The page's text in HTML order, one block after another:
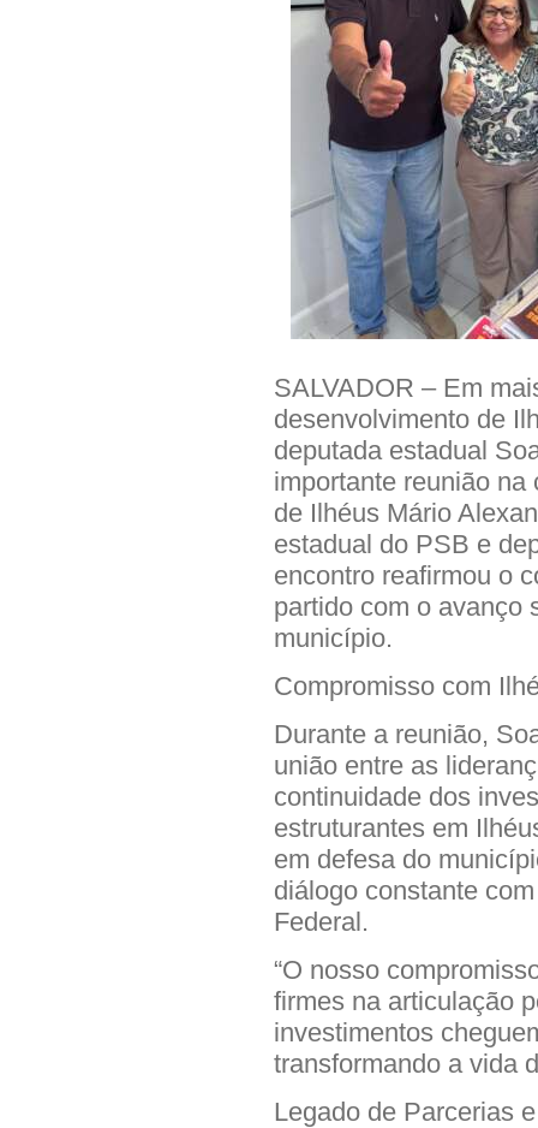
SALVADOR – Em
desenvolvimento de
deputada estadual
importante reunião
de Ilhéus Mário
estadual do PSB e
encontro reafirmou o
partido com o avanço
município.
Compromisso com
Durante a reunião,
união entre as
continuidade dos
estruturantes em
em defesa do
diálogo constante
Federal.
“O nosso
firmes na articulação
investimentos
transformando a vida
Legado de Parcerias